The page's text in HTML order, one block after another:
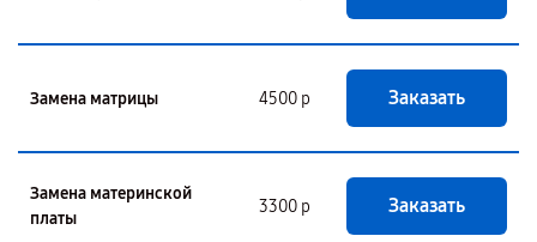
Замена матрицы 4500 р Заказать
Замена материнской
платы
3300 р Заказать